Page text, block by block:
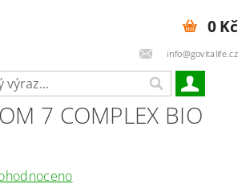
info@govitalife.cz
0 Kč
7 COMPLEX BIO